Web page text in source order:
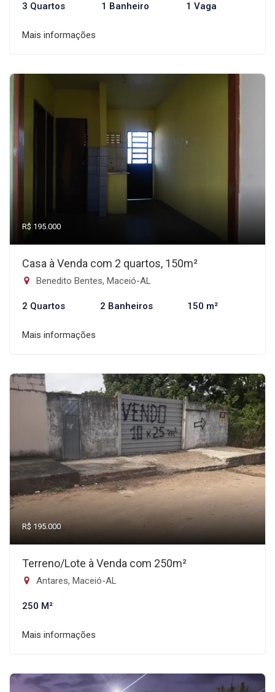
3 Quartos 1 Banheiro 1 Vaga
Mais informações
R$ 195.000
Casa à Venda com 2 quartos, 150m²
Benedito Bentes, Maceió-AL
2 Quartos 2 Banheiros 150 m²
Mais informações
R$ 195.000
Terreno/Lote à Venda com 250m²
Antares, Maceió-AL
250 M²
Mais informações